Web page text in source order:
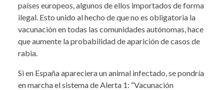
países europeos, algunos de ellos importados de forma
ilegal. Esto unido al hecho de que no es obligatoria la
vacunación en todas las comunidades autónomas, hace
que aumente la probabilidad de aparición de casos de
rabia.
Si en España apareciera un animal infectado, se pondría
en marcha el sistema de Alerta 1: “Vacunación